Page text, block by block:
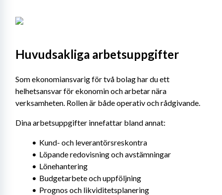
Huvudsakliga arbetsuppgifter
Som ekonomiansvarig för två bolag har du ett
helhetsansvar för ekonomin och arbetar nära
verksamheten. Rollen är både operativ och rådgivande.
Dina arbetsuppgifter innefattar bland annat:
Kund- och leverantörsreskontra
Löpande redovisning och avstämningar
Lönehantering
Budgetarbete och uppföljning
Prognos och likviditetsplanering